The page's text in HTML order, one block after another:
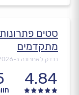
סטים
מתקדמים
נבדק לאחרונה ב-
4.84